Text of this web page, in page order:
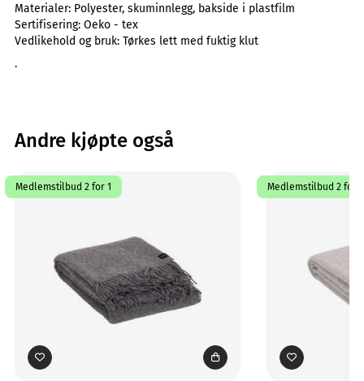
Materialer: Polyester, skuminnlegg, bakside i plastfilm
Sertifisering: Oeko - tex
Vedlikehold og bruk: Tørkes lett med fuktig klut
.
Andre kjøpte også
Medlemstilbud 2 for 1 Medlemstilbud 2 for 1